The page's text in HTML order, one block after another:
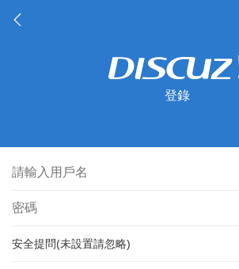
登錄
安全提問(未設置請忽略)